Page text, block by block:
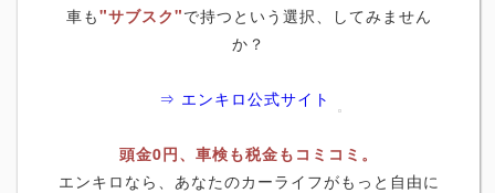
車も"サブスク"で持つという選択、してみません
か？
⇒ エンキロ公式サイト
頭金0円、車検も税金もコミコミ。
エンキロなら、あなたのカーライフがもっと自由に